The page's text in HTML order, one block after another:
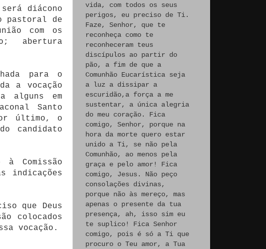
diácono
pastoral de
com os
abertura
para o
a vocação
alguns em
Santo
último, o
candidato
Comissão
indicações
que Deus
colocados
vocação.
vida, com todos os seus
perigos, eu preciso de Ti.
Faze, Senhor, que te
reconheça como te
reconheceram teus
discípulos ao partir do
pão, a fim de que a
Comunhão Eucarística seja
a luz a dissipar a
escuridão,a força a me
sustentar, a única alegria
do meu coração. Fica
comigo, Senhor, porque na
hora da morte quero estar
unido a Ti, se não pela
Comunhão, ao menos pela
graça e pelo amor! Fica
comigo, Jesus. Não peço
consolações divinas,
porque não às mereço, mas
apenas o presente da tua
presença, ah, isso sim eu
te suplico! Fica Senhor
comigo, pois é só a Ti que
procuro o Teu amor, a Tua